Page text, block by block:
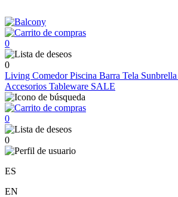
0
0
Living ComedorPiscina Barra Tela Sunbrella
Accesorios Tableware SALE
0
0
ES
EN